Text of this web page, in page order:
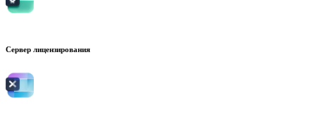
Сервер лицензирования